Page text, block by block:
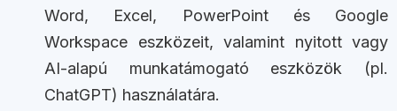
Word, Excel, PowerPoint és Google
Workspace eszközeit, valamint nyitott vagy
AI-alapú munkatámogató eszközök (pl.
ChatGPT) használatára.